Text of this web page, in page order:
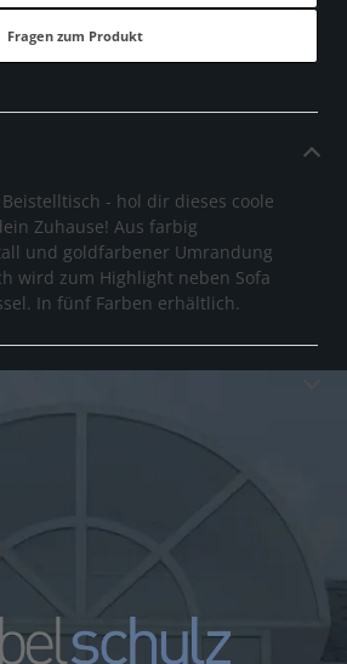
Fragen zum Produkt
- hol dir dieses coole
Zuhause! Aus farbig
und goldfarbener Umrandung
wird zum Highlight neben Sofa
In fünf Farben erhältlich.